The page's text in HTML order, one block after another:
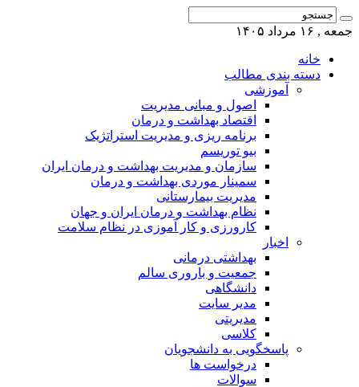
جمعه , ۱۶ مرداد ۱۴۰۵
خانه
دسته بندی مطالب
آموزشی
اصول و مبانی مدیریت
اقتصاد بهداشت و درمان
برنامه ریزی و مدیریت استراتژیک
بیو توریسم
سازمان و مدیریت بهداشت و درمان ایران
سمینار موردی بهداشت و درمان
مدیریت بیمارستانی
نظام بهداشت و درمان ایران و جهان
کارورزی و کار آموزی در نظام سلامت
اخبار
بهداشتی درمانی
جمعیت و باروری سالم
دانشگاهی
مدیر سایت
مدیریتی
کلاسی
پاسخگویی به دانشجویان
درخواست ها
سوالات